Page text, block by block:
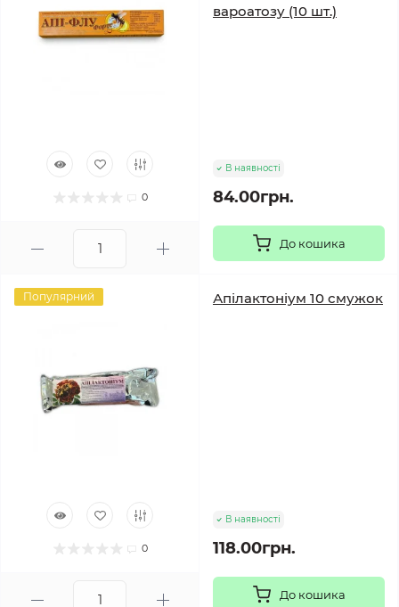
0
вароатозу (10 шт.)
В наявності
84.00грн.
До кошика
Популярний
0
Апілактоніум 10 смужок
В наявності
118.00грн.
До кошика